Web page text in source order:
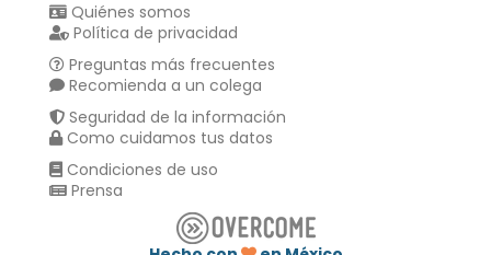
Quiénes somos
Política de privacidad
Preguntas más frecuentes
Recomienda a un colega
Seguridad de la información
Como cuidamos tus datos
Condiciones de uso
Prensa